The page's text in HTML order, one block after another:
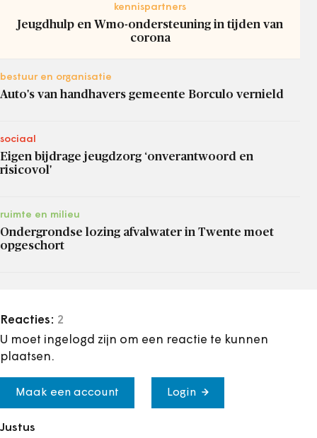
kennispartners
Jeugdhulp en Wmo-ondersteuning in tijden van
corona
bestuur en organisatie
Auto's van handhavers gemeente Borculo vernield
sociaal
Eigen bijdrage jeugdzorg ‘onverantwoord en
risicovol'
ruimte en milieu
Ondergrondse lozing afvalwater in Twente moet
opgeschort
Reacties: 2
U moet ingelogd zijn om een reactie te kunnen
plaatsen.
Maak een account Login
Justus